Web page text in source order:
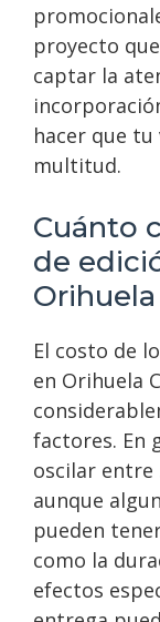
proyecto
captar la
hacer que
multitud.
Cuánto
de
Orihuela
El costo de
en Orihuela
factores. En
oscilar entre
aunque
pueden
como la
efectos